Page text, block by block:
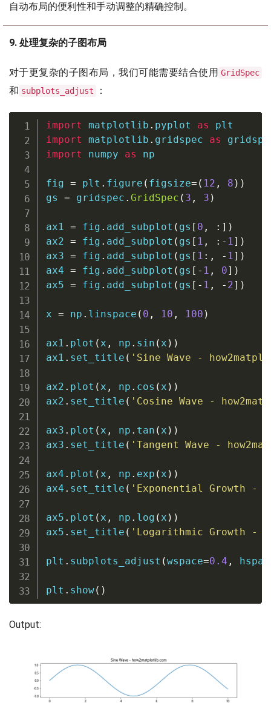
自动布局的便利性和手动调整的精确控制。
9. 处理复杂的子图布局
对于更复杂的子图布局，我们可能需要结合使用 GridSpec
和 subplots_adjust ：
import matplotlib . pyplot as
import matplotlib . gridspec as
import numpy as np
fig = plt . figure ( figsize= ( 12 , 8 ) )
gs = gridspec . GridSpec ( 3 , 3 )
ax1 = fig . add_subplot ( gs [ 0 , : ] )
ax2 = fig . add_subplot ( gs [ 1 , : - 1] )
ax3 = fig . add_subplot ( gs [ 1 : , - 1] )
ax4 = fig . add_subplot ( gs [ - 1 , 0] )
ax5 = fig . add_subplot ( gs [ - 1 , - 2] )
x = np . linspace ( 0 , 10 , 100 )
ax1 . plot ( x , np . sin ( x ) )
ax1 . set_title ( 'Sine Wave -
ax2 . plot ( x , np . cos ( x ) )
ax2 . set_title ( 'Cosine Wave -
ax3 . plot ( x , np . tan ( x ) )
ax3 . set_title ( 'Tangent Wave -
ax4 . plot ( x , np . exp ( x ) )
ax4 . set_title ( 'Exponential Growth -
ax5 . plot ( x , np . log ( x ) )
ax5 . set_title ( 'Logarithmic Growth -
plt . subplots_adjust (wspace=0.4 ,
plt . show( )
Output: